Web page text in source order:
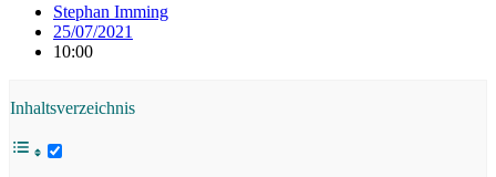
Stephan Imming
25/07/2021
10:00
Inhaltsverzeichnis